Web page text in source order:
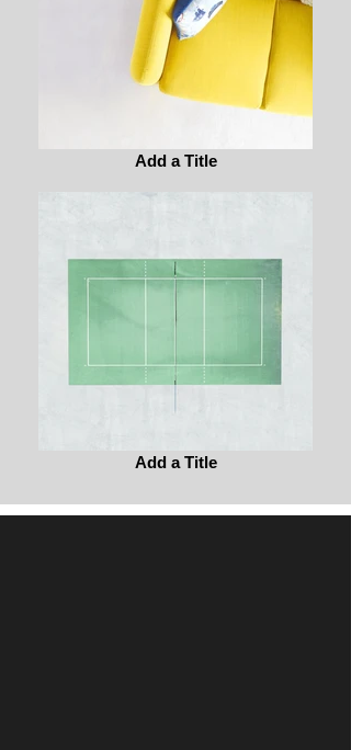
Add a Title
Add a Title